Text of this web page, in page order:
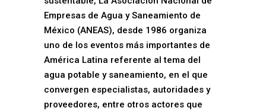
Empresas de Agua y Saneamiento de
México (ANEAS), desde 1986 organiza
uno de los eventos más importantes de
América Latina referente al tema del
agua potable y saneamiento, en el que
convergen especialistas, autoridades y
proveedores, entre otros actores que